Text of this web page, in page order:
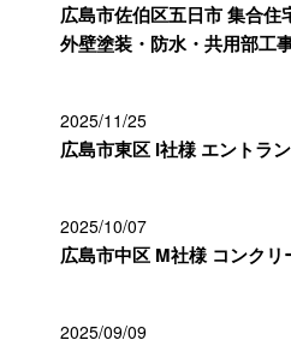
広島市佐伯区五日市 集合住
外壁塗装・防水・共用部工
2025/11/25
広島市東区 I社様 エントラ
2025/10/07
広島市中区 M社様 コンクリ
2025/09/09